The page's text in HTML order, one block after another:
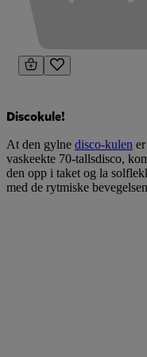
Discokule!
At den gylne disco-kulen
vaskeekte 70-tallsdisco,
den opp i taket og la
med de rytmiske